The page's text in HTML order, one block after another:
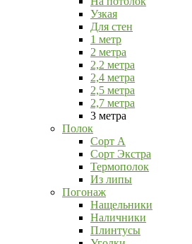
Узкая
Для стен
1 метр
2 метра
2,2 метра
2,4 метра
2,5 метра
2,7 метра
3 метра
Полок
Сорт А
Сорт Экстра
Термополок
Из липы
Погонаж
Нащельники
Наличники
Плинтусы